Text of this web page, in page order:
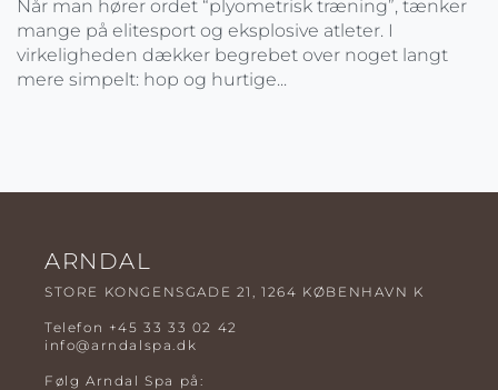
Når man hører ordet “plyometrisk træning”, tænker
mange på elitesport og eksplosive atleter. I
virkeligheden dækker begrebet over noget langt
mere simpelt: hop og hurtige...
ARNDAL
STORE KONGENSGADE 21, 1264 KØBENHAVN K
Telefon +45 33 33 02 42
info@arndalspa.dk
Følg Arndal Spa på: